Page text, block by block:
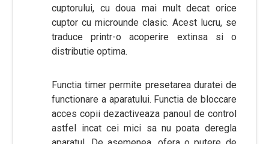
cuptorului, cu doua mai mult decat orice
cuptor cu microunde clasic. Acest lucru, se
traduce printr-o acoperire extinsa si o
distributie optima.
Functia timer permite presetarea duratei de
functionare a aparatului. Functia de bloccare
acces copii dezactiveaza panoul de control
astfel incat cei mici sa nu poata deregla